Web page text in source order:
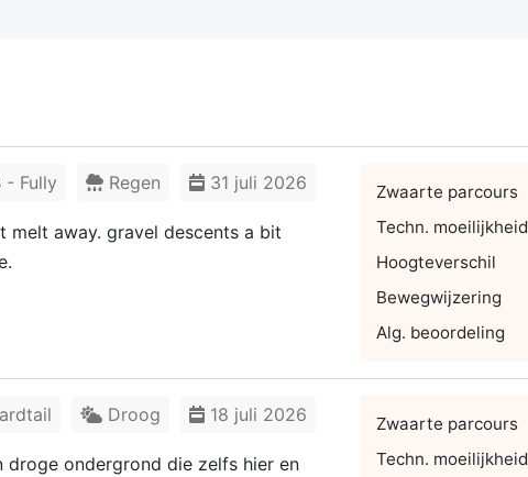
31 juli 2026
Regen
- Fully
melt away. gravel descents a bit
Zwaarte parcours
Techn. moeilijkheid
Hoogteverschil
Bewegwijzering
Alg. beoordeling
18 juli 2026
Droog
droge ondergrond die zelfs hier en
Zwaarte parcours
Techn. moeilijkheid